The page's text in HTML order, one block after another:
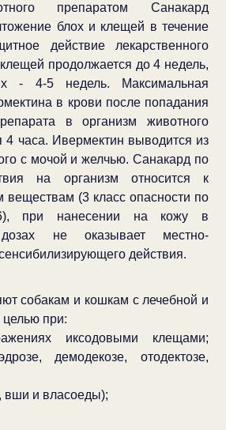
препаратом Санакард
блох и клещей в течение
действие лекарственного
продолжается до 4 недель,
- 4-5 недель. Максимальная
в крови после попадания
в организм животного
4 часа. Ивермектин выводится из
с мочой и желчью. Санакард по
на организм относится к
(3 класс опасности по
при нанесении на кожу в
не оказывает местно-
действия.
собакам и кошкам с лечебной и
целью при:
иксодовыми клещами;
демодекозе, отодектозе,
вши и власоеды);